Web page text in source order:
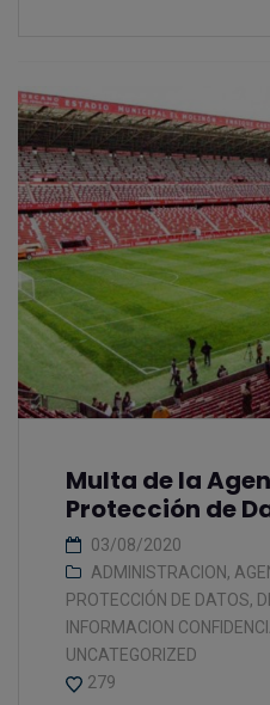
Multa de la
Protección de
03/08/2020
ADMINISTRACION,
PROTECCIÓN DE DATOS,
INFORMACION
UNCATEGORIZED
279